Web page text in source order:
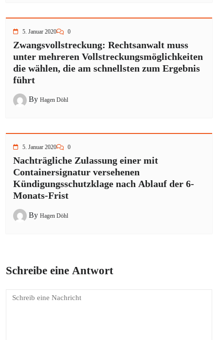
5. Januar 2020 0
Zwangsvollstreckung: Rechtsanwalt muss
unter mehreren Vollstreckungsmöglichkeiten
die wählen, die am schnellsten zum Ergebnis
führt
By Hagen Döhl
5. Januar 2020 0
Nachträgliche Zulassung einer mit
Containersignatur versehenen
Kündigungsschutzklage nach Ablauf der 6-
Monats-Frist
By Hagen Döhl
Schreibe eine Antwort